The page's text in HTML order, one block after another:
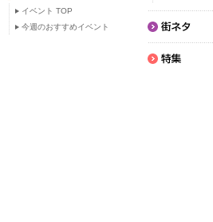
イベント TOP
今週のおすすめイベント